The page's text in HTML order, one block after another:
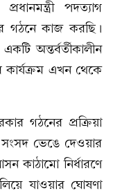
পদত্যাগ
গঠনে কাজ করছি।
অন্তর্বর্তীকালীন
এখন থেকে
গঠনের প্রক্রিয়া
সংসদ ভেঙে দেওয়ার
কাঠামো নির্ধারণে
যাওয়ার ঘোষণা